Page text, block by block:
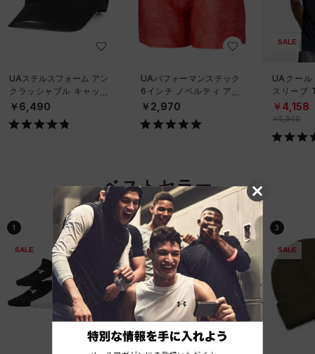
UAステルスフォーム アン
クラッシャブル キャップ
（ライフスタイル/UNISE
￥6,490
UAパフォーマンステック
6インチ ノベルティ アン
ダーウェア（トレーニン
グ/MEN）
￥2,970
SALE
UAクール
スリーブ
ーニング/
￥4,158
￥5,940
ベストセラー
1
SALE
2
SALE
3
SALE